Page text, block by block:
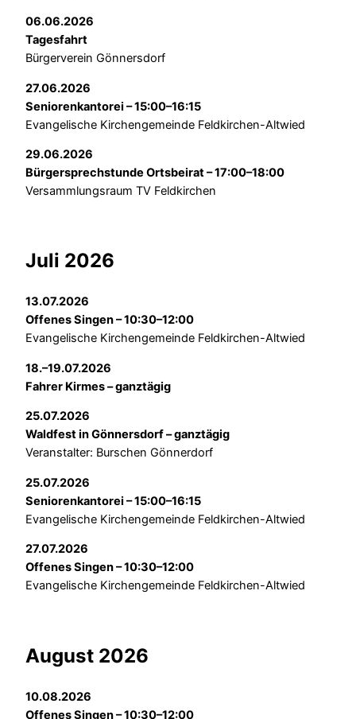
06.06.2026
Tagesfahrt
Bürgerverein Gönnersdorf
27.06.2026
Seniorenkantorei – 15:00–16:15
Evangelische Kirchengemeinde Feldkirchen-Altwied
29.06.2026
Bürgersprechstunde Ortsbeirat – 17:00–18:00
Versammlungsraum TV Feldkirchen
Juli 2026
13.07.2026
Offenes Singen – 10:30–12:00
Evangelische Kirchengemeinde Feldkirchen-Altwied
18.–19.07.2026
Fahrer Kirmes – ganztägig
25.07.2026
Waldfest in Gönnersdorf – ganztägig
Veranstalter: Burschen Gönnerdorf
25.07.2026
Seniorenkantorei – 15:00–16:15
Evangelische Kirchengemeinde Feldkirchen-Altwied
27.07.2026
Offenes Singen – 10:30–12:00
Evangelische Kirchengemeinde Feldkirchen-Altwied
August 2026
10.08.2026
Offenes Singen – 10:30–12:00